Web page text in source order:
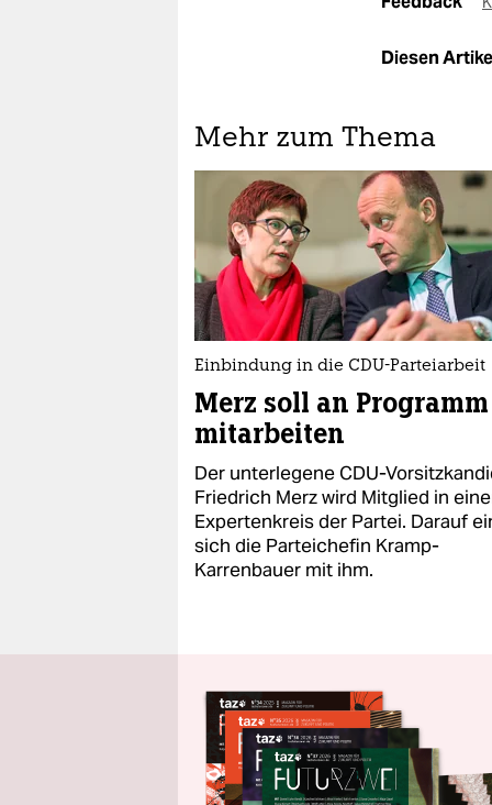
Diesen
Mehr zum Thema
Einbindung in die CDU-Parteiarbeit
Merz soll an Programm
mitarbeiten
Der unterlegene CDU-
Friedrich Merz wird Mitglied in
Expertenkreis der Partei. Darauf
sich die Parteichefin Kramp-
Karrenbauer mit ihm.